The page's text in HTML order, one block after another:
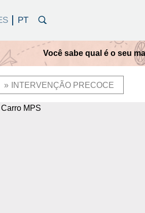
Você sabe qual é o seu
INTERVENÇÃO PRECOCE